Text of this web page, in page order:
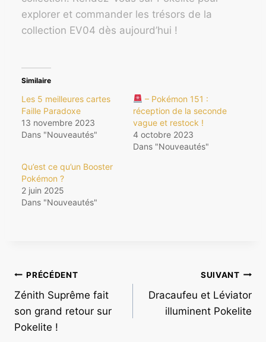
explorer et commander les trésors de la
collection EV04 dès aujourd’hui !
Similaire
Les 5 meilleures cartes
Faille Paradoxe
13 novembre 2023
Dans "Nouveautés"
– Pokémon 151 :
réception de la seconde
vague et restock !
4 octobre 2023
Dans "Nouveautés"
Qu’est ce qu’un Booster
Pokémon ?
2 juin 2025
Dans "Nouveautés"
Navigation
de
l’article
PRÉCÉDENT
Zénith Suprême fait
son grand retour sur
Pokelite !
SUIVANT
Dracaufeu et Léviator
illuminent Pokelite